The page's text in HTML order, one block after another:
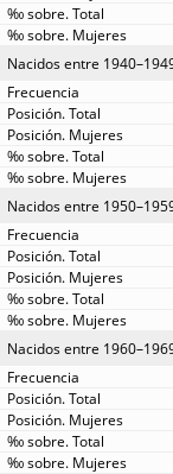
Nacidos entre
Nacidos entre
Nacidos entre